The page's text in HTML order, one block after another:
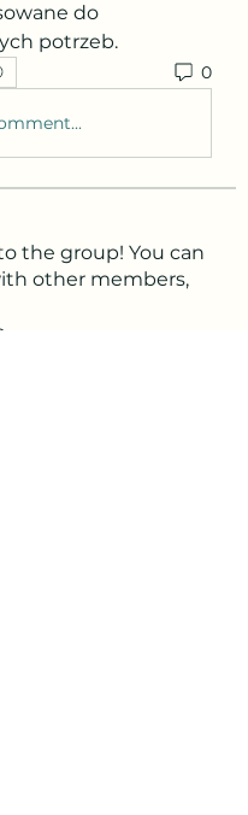
do
potrzeb.
0
the group! You can
other members,